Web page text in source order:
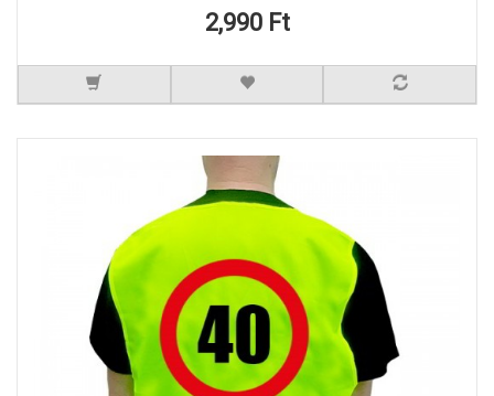
2,990 Ft